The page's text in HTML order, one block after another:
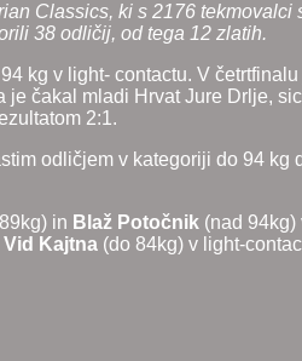
Classics, ki s 2176
38 odličij, od tega 12 zlatih.
kg v light- contactu. V
čakal mladi Hrvat Jure Drlje,
2:1.
odličjem v kategoriji do 94
in Blaž Potočnik (nad
Vid Kajtna (do 84kg) v light-